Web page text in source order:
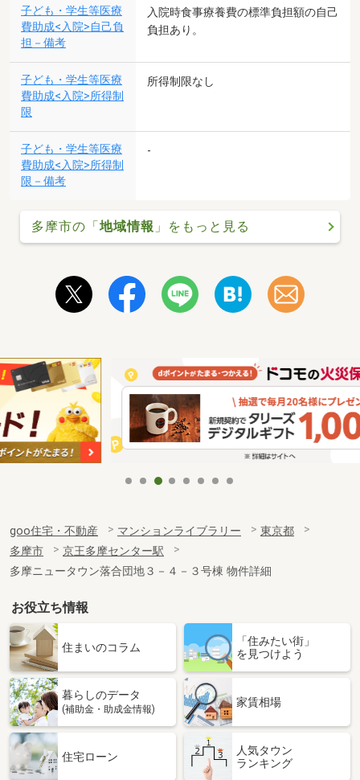
子ども・学生等医療
費助成<入院>自己負
担－備考
入院時食事療養費の標準負担額の自己
負担あり。
子ども・学生等医療
費助成<入院>所得制
限
所得制限なし
子ども・学生等医療
費助成<入院>所得制
限－備考
-
多摩市の「 地域情報 」をもっと見る
goo住宅・不動産 マンションライブラリー
東京都
多摩市
京王多摩センター駅
多摩ニュータウン落合団地３－４－３号棟 物件詳細
お役立ち情報
住まいのコラム
「住みたい街」
を見つけよう
暮らしのデータ
(補助金・助成金情報)
家賃相場
住宅ローン
人気タウン
ランキング